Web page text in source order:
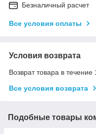
Безналичный расчет
Все условия оплаты
Условия возврата
Возврат товара в течение
Все условия возврата
Подобные товары